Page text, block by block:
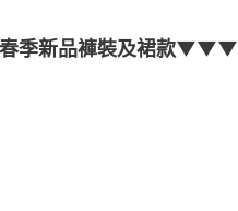
季新品褲裝及裙款▼▼▼